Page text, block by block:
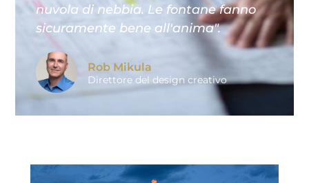
nuvola di nebbia. Le fontane fanno
sicuramente bene all'anima".
Rob Mikula
Direttore del design creativo